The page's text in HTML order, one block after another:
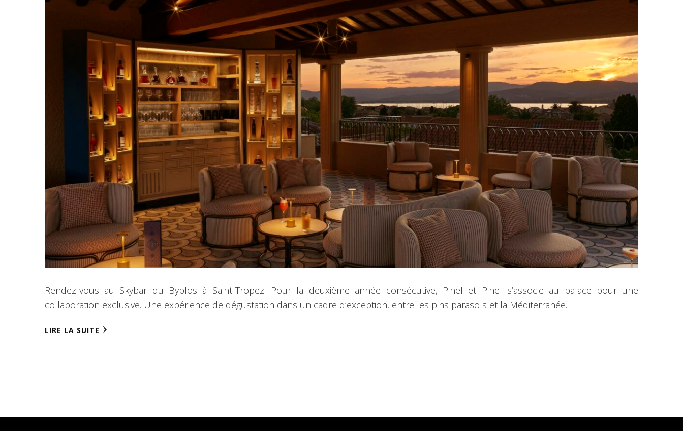
Rendez-vous au Skybar du Byblos à Saint-Tropez. Pour la deuxième année consécutive, Pinel et Pinel s’associe au palace pour une
collaboration exclusive. Une expérience de dégustation dans un cadre d’exception, entre les pins parasols et la Méditerranée.
LIRE LA SUITE